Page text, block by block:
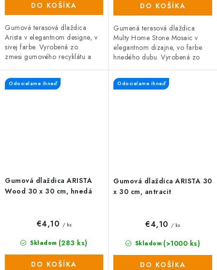
DO KOŠÍKA
Gumová terasová dlaždica
Arista v elegantnom designe, v
sivej farbe. Vyrobená zo
zmesi gumového recyklátu a
vysokú odolnosť a dlhú...
DO KOŠÍKA
Gumená terasová dlaždica
Multy Home Stone Mosaic v
elegantnom dizajne, vo farbe
hnedého dubu. Vyrobená zo
polypropylénu, čo zaručuje
vysokú...
Gumová dlaždica ARISTA
Wood 30 x 30 cm, hnedá
Odosielame ihneď
Skladom (283 ks)
€4,10 / ks
DO KOŠÍKA
Gumová dlaždica ARISTA 30
x 30 cm, antracit
Odosielame ihneď
Skladom (>1000 ks)
€4,10 / ks
DO KOŠÍKA